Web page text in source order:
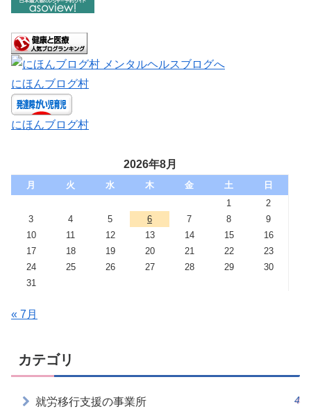
にほんブログ村
にほんブログ村
2026年8月
月 火 水 木 金 土
日
1
2
3
4 5 6 7 8
9
10
11 12 13 14 15
16
17
18 19 20 21 22
23
24
25 26 27 28 29
30
31
« 7月
カテゴリ
就労移行支援の事業所 4